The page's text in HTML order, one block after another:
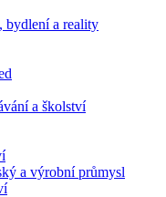
bydlení a reality
a školství
a výrobní průmysl